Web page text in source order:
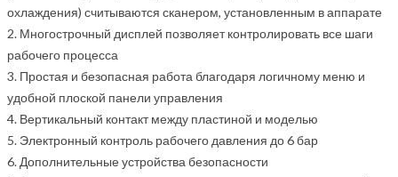
охлаждения) считываются сканером, установленным в аппарате
2. Многострочный дисплей позволяет контролировать все шаги
рабочего процесса
3. Простая и безопасная работа благодаря логичному меню и
удобной плоской панели управления
4. Вертикальный контакт между пластиной и моделью
5. Электронный контроль рабочего давления до 6 бар
6. Дополнительные устройства безопасности